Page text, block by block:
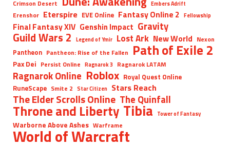
Crimson Desert Embers Adrift
Erenshor Eterspire EVE Online Fantasy Online 2 Fellowship
Final Fantasy XIV Genshin Impact Gravity
Guild Wars 2 Legend of Ymir Lost Ark New World Nexon
Pantheon Pantheon: Rise of the Fallen Path of Exile 2
Pax Dei Persist Online Ragnarok 3 Ragnarok LATAM
Ragnarok Online Roblox Royal Quest Online
RuneScape Smite 2 Star Citizen Stars Reach
The Elder Scrolls Online The Quinfall
Throne and Liberty Tibia Tower of Fantasy
Warborne Above Ashes Warframe
World of Warcraft